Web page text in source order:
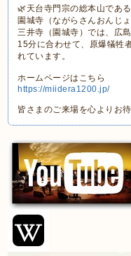
🌿天台寺門宗の総本山であ
園城寺（ながらさんおんじ
三井寺（園城寺）では、広
15分に合わせて、原爆犠牲
れています。
ホームページはこちら
https://miidera1200.jp/
皆さまのご来場を心よりお